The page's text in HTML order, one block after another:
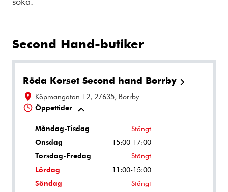
Second Hand-butiker
Röda Korset Second hand Borrby
Köpmangatan 12, 27635, Borrby
Öppettider
Måndag-Tisdag
Stängt
Onsdag
15:00-17:00
Torsdag-Fredag
Stängt
Lördag
11:00-15:00
Söndag
Stängt